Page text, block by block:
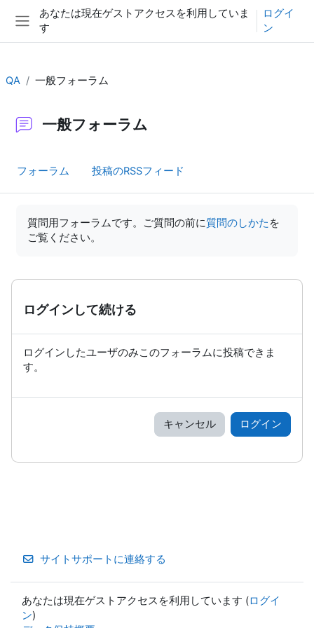
メインコンテンツへスキップする
サイドパネル
あなたは現在ゲストアクセスを利用していま
す
ログイ
ン
QA 一般フォーラム
一般フォーラム
フォーラム 投稿のRSSフィード
質問用フォーラムです。ご質問の前に質問のしかた を
ご覧ください。
ログインして続ける
ログインしたユーザのみこのフォーラムに投稿できま
す。
キャンセル ログイン
サイトサポートに連絡する
あなたは現在ゲストアクセスを利用しています (ログイ
ン)